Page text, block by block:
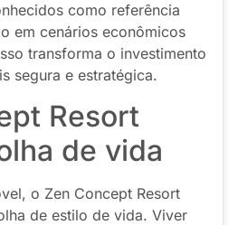
como referência
em cenários econômicos
transforma o investimento
segura e estratégica.
Resort
de vida
o Zen Concept Resort
de estilo de vida. Viver